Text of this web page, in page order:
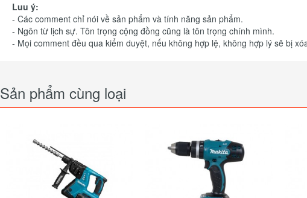
Luu ý:
- Các comment chỉ nói về sản phẩm và tính năng sản phẩm.
- Ngôn từ lịch sự. Tôn trọng cộng đồng cũng là tôn trọng chính mình.
- Mọi comment đều qua kiểm duyệt, nếu không hợp lệ, không hợp lý sẽ bị
Sản phẩm cùng loại